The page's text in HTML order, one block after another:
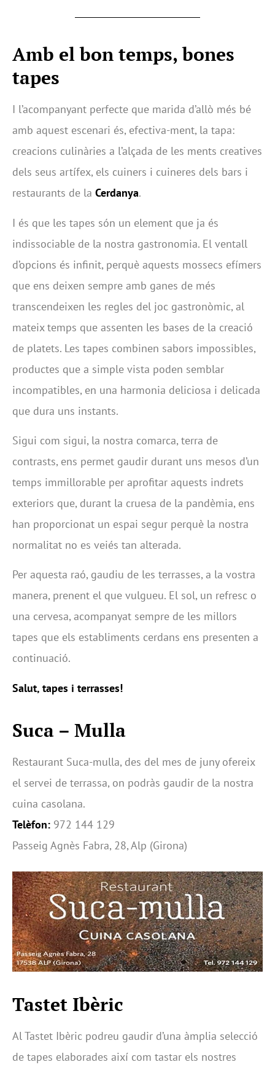
Amb el bon temps, bones
tapes
I l’acompanyant perfecte que marida d’allò més bé
amb aquest escenari és, efectiva-ment, la tapa:
creacions culinàries a l’alçada de les ments creatives
dels seus artífex, els cuiners i cuineres dels bars i
restaurants de la Cerdanya.
I és que les tapes són un element que ja és
indissociable de la nostra gastronomia. El ventall
d’opcions és infinit, perquè aquests mossecs efímers
que ens deixen sempre amb ganes de més
transcendeixen les regles del joc gastronòmic, al
mateix temps que assenten les bases de la creació
de platets. Les tapes combinen sabors impossibles,
productes que a simple vista poden semblar
incompatibles, en una harmonia deliciosa i delicada
que dura uns instants.
Sigui com sigui, la nostra comarca, terra de
contrasts, ens permet gaudir durant uns mesos d’un
temps immillorable per aprofitar aquests indrets
exteriors que, durant la cruesa de la pandèmia, ens
han proporcionat un espai segur perquè la nostra
normalitat no es veiés tan alterada.
Per aquesta raó, gaudiu de les terrasses, a la vostra
manera, prenent el que vulgueu. El sol, un refresc o
una cervesa, acompanyat sempre de les millors
tapes que els establiments cerdans ens presenten a
continuació.
Salut, tapes i terrasses!
Suca – Mulla
Restaurant Suca-mulla, des del mes de juny ofereix
el servei de terrassa, on podràs gaudir de la nostra
cuina casolana.
Telèfon: 972 144 129
Passeig Agnès Fabra, 28, Alp (Girona)
Tastet Ibèric
Al Tastet Ibèric podreu gaudir d’una àmplia selecció
de tapes elaborades així com tastar els nostres